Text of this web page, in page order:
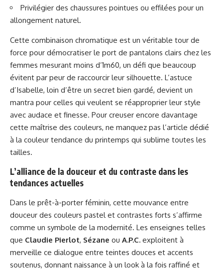
Privilégier des chaussures pointues ou effilées pour un
allongement naturel.
Cette combinaison chromatique est un véritable tour de
force pour démocratiser le port de pantalons clairs chez les
femmes mesurant moins d’1m60, un défi que beaucoup
évitent par peur de raccourcir leur silhouette. L’astuce
d’Isabelle, loin d’être un secret bien gardé, devient un
mantra pour celles qui veulent se réapproprier leur style
avec audace et finesse. Pour creuser encore davantage
cette maîtrise des couleurs, ne manquez pas l’article dédié
à la couleur tendance du printemps qui sublime toutes les
tailles.
L’alliance de la douceur et du contraste dans les
tendances actuelles
Dans le prêt-à-porter féminin, cette mouvance entre
douceur des couleurs pastel et contrastes forts s’affirme
comme un symbole de la modernité. Les enseignes telles
que Claudie Pierlot, Sézane ou A.P.C. exploitent à
merveille ce dialogue entre teintes douces et accents
soutenus, donnant naissance à un look à la fois raffiné et